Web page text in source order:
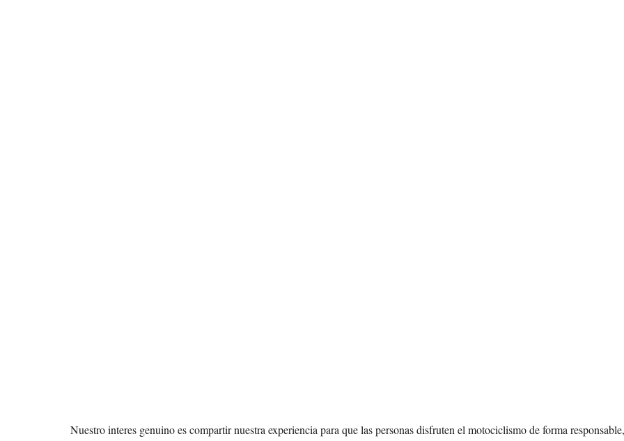
Nuestro interes genuino es compartir nuestra experiencia para que las personas disfruten el motociclismo de forma